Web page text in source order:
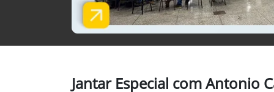
Jantar Especial com Antonio